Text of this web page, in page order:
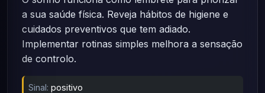
a sua saúde física. Reveja hábitos de higiene e
cuidados preventivos que tem adiado.
Implementar rotinas simples melhora a sensação
de controlo.
Sinal: positivo